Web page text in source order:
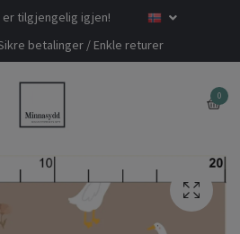
tilgjengelig igjen!
betalinger / Enkle returer
0